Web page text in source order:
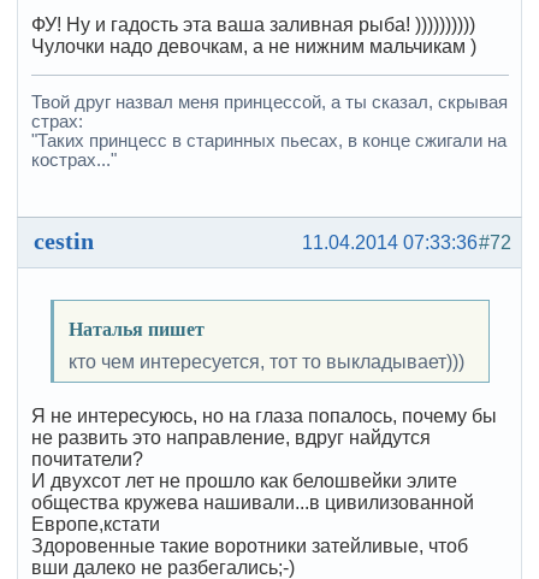
ФУ! Ну и гадость эта ваша заливная рыба! ))))))))))
Чулочки надо девочкам, а не нижним мальчикам )
Твой друг назвал меня принцессой, а ты сказал, скрывая
страх:
"Таких принцесс в старинных пьесах, в конце сжигали на
кострах..."
#72
11.04.2014 07:33:36
cestin
Наталья пишет
кто чем интересуется, тот то выкладывает)))
Я не интересуюсь, но на глаза попалось, почему бы
не развить это направление, вдруг найдутся
почитатели?
И двухсот лет не прошло как белошвейки элите
общества кружева нашивали...в цивилизованной
Европе,кстати
Здоровенные такие воротники затейливые, чтоб
вши далеко не разбегались;-)